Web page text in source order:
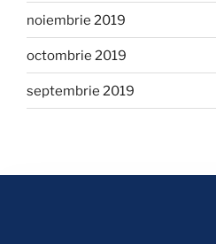
noiembrie 2019
octombrie 2019
septembrie 2019